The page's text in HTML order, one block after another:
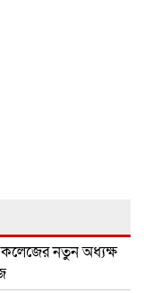
কলেজের নতুন অধ্যক্ষ